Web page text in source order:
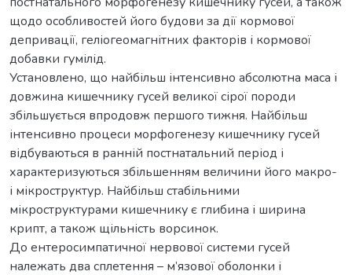
щодо особливостей його будови за дії кормової
депривації, геліогеомагнітних факторів і кормової
добавки гумілід.
Установлено, що найбільш інтенсивно абсолютна маса і
довжина кишечнику гусей великої сірої породи
збільшується впродовж першого тижня. Найбільш
інтенсивно процеси морфогенезу кишечнику гусей
відбуваються в ранній постнатальний період і
характеризуються збільшенням величини його макро-
і мікроструктур. Найбільш стабільними
мікроструктурами кишечнику є глибина і ширина
крипт, а також щільність ворсинок.
До ентеросимпатичної нервової системи гусей
належать два сплетення – м’язової оболонки і